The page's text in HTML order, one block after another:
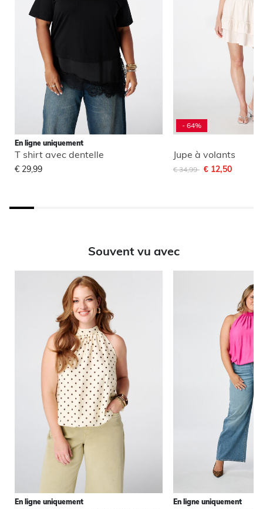
En ligne uniquement
T shirt avec dentelle
€ 29,99
- 64%
Jupe à volants
Remise de
€ 34,99 € 12,50
Souvent vu avec
En ligne uniquement En ligne uniquement